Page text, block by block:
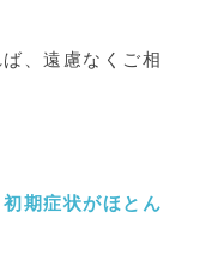
、遠慮なくご相
期症状がほとん